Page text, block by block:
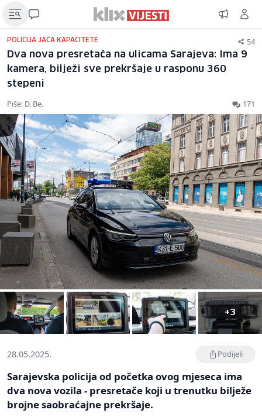
POLICIJA JAČA KAPACITETE 54
Dva nova presretača na ulicama Sarajeva: Ima 9
kamera, bilježi sve prekršaje u rasponu 360
stepeni
Piše: D. Be. 171
+3
28.05.2025. Podijeli
Sarajevska policija od početka ovog mjeseca ima
dva nova vozila - presretače koji u trenutku bilježe
brojne saobraćajne prekršaje.